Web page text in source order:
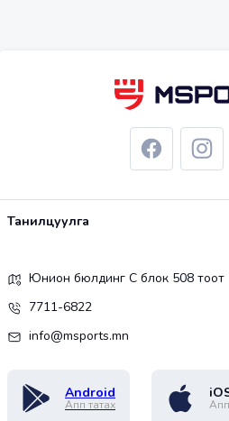
Танилцуулга
Юнион бюлдинг С блок 508 тоот
7711-6822
info@msports.mn
Android
Апп татах